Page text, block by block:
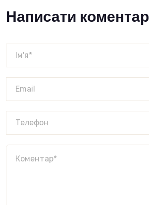
Написати коментар